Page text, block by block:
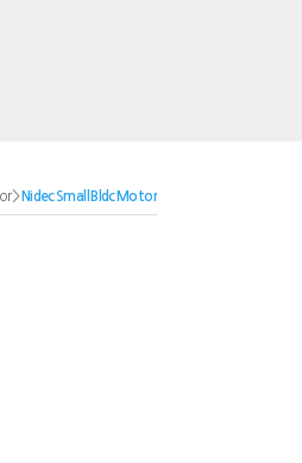
> Nidec Small Bldc Motor